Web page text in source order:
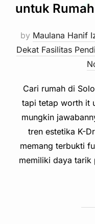
untuk
by Maulana Hanif
Dekat Fasilitas
Cari rumah di
tapi tetap worth it
mungkin
tren estetika K-
memang terbukti
memiliki daya tarik